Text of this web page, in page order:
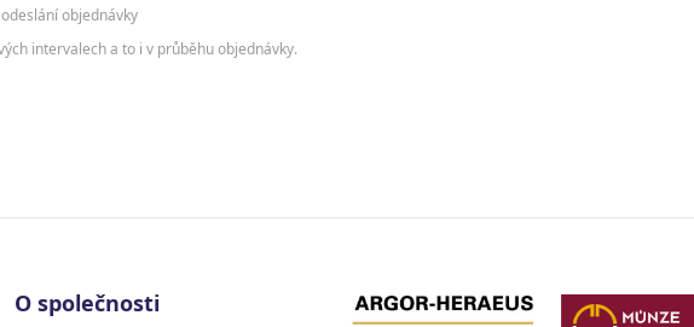
objednávky
intervalech a to i v průběhu objednávky.
O společnosti